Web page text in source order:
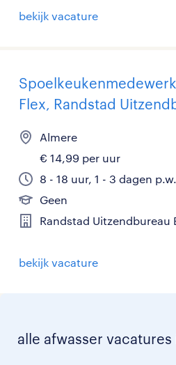
bekijk vacature
Flex, Randstad
Almere
€ 14,99 per uur
8 - 18 uur, 1 - 3 dagen p.w.
Geen
Randstad Uitzendbureau
bekijk vacature
alle afwasser